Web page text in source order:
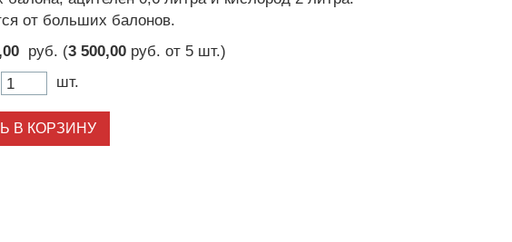
от больших балонов.
руб. (3 500,00руб. от 5 шт.)
шт.
В КОРЗИНУ